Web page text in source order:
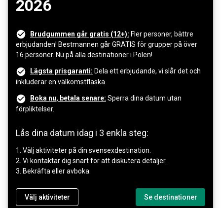
2026
Brudgummen går gratis (12+): Fler personer, bättre
erbjudanden! Bestmannen går GRATIS för grupper på över
16 personer. Nu på alla destinationer i Polen!
Lägsta prisgaranti: Dela ett erbjudande, vi slår det och
inkluderar en välkomstflaska.
Boka nu, betala senare: Sperra dina datum utan
förpliktelser.
Lås dina datum idag i 3 enkla steg:
1. Välj aktiviteter på din svensexdestination.
2. Vi kontaktar dig snart för att diskutera detaljer.
3. Bekräfta eller avboka.
Välj aktiviteter Se destinationer